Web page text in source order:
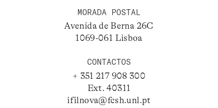
MORADA POSTAL
Avenida de Berna 26C
1069-061 Lisboa
CONTACTOS
+ 351 217 908 300
Ext. 40311
ifilnova@fcsh.unl.pt